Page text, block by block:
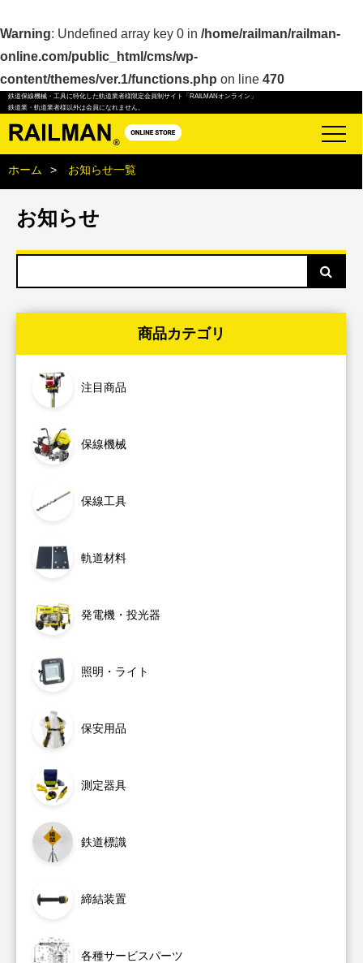
Warning: Undefined array key 0 in /home/railman/railman-
online.com/public_html/cms/wp-
content/themes/ver.1/functions.php on line 470
鉄道保線機械・工具に特化した軌道業者様限定会員制サイト「RAILMANオンライン」
鉄道業・軌道業者様以外は会員になれません。
ホーム お知らせ一覧
お知らせ
商品カテゴリ
注目商品
保線機械
保線工具
軌道材料
発電機・投光器
照明・ライト
保安用品
測定器具
鉄道標識
締結装置
各種サービスパーツ